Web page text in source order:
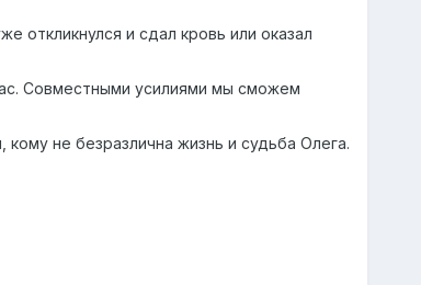
откликнулся и сдал кровь или оказал
Совместными усилиями мы сможем
не безразлична жизнь и судьба Олега.